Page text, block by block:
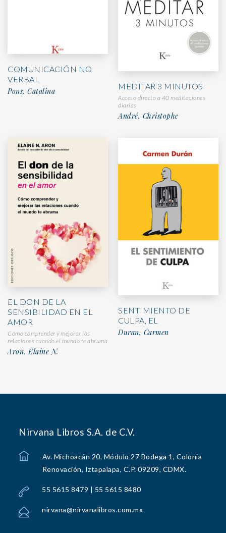
COMUNICACIÓN NO
VERBAL
Pons, Catalina
MEDITAR 3 MINUTOS
Acceso directo a 40 meditaciones
diarias
André, Christophe
EL DON DE LA
SENSIBILIDAD EN EL
AMOR
Cómo comprender y mejorar las
relaciones cuando el mundo te abruma
Aron, Elaine N.
SENTIMIENTO DE
CULPA, EL
Duran, Carmen
Nirvana Libros S.A. de C.V.
Av. Michoacán 20, Módulo 27 Bodega 1, Colonia
Renovación, Iztapalapa, C.P. 09209, CDMX.
55 5615 8479 | 55 5615 8480
nirvana@nirvanalibros.com.mx